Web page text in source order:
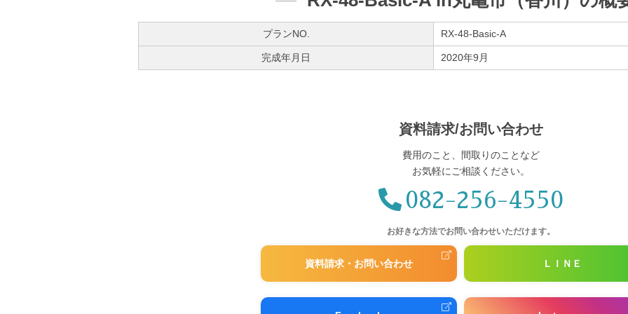
プランNO. RX-48-Basic-A
完成年月日 2020年9月
資料請求/お問い合わせ
費用のこと、間取りのことなど
お気軽にご相談ください。
082-256-4550
お好きな方法でお問い合わせいただけます。
資料請求・お問い合わせ ＬＩＮＥ